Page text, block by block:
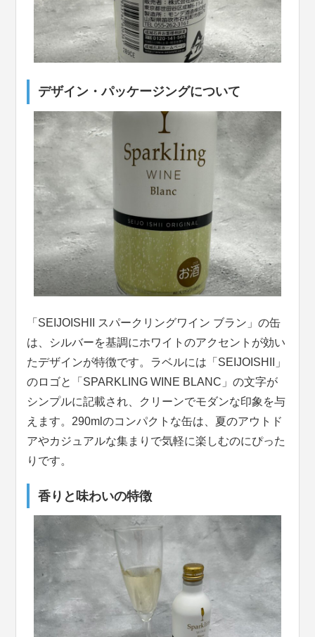
デザイン・パッケージングについて
「SEIJOISHII スパークリングワイン ブラン」の缶
は、シルバーを基調にホワイトのアクセントが効い
たデザインが特徴です。ラベルには「SEIJOISHII」
のロゴと「SPARKLING WINE BLANC」の文字が
シンプルに記載され、クリーンでモダンな印象を与
えます。290mlのコンパクトな缶は、夏のアウトド
アやカジュアルな集まりで気軽に楽しむのにぴった
りです。
香りと味わいの特徴